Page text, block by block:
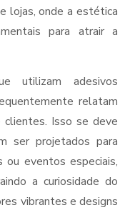
lojas, onde a estética
para atrair a
utilizam adesivos
relatam
Isso se deve
ser projetados para
ou eventos especiais,
a curiosidade do
vibrantes e designs